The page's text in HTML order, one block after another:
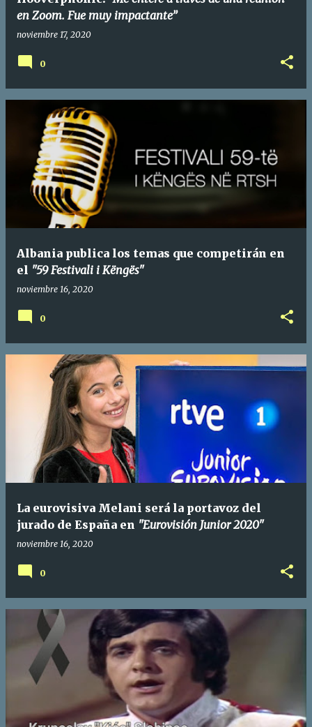
en Zoom. Fue muy impactante”
noviembre 17, 2020
0
Albania publica los temas que competirán en
el "59 Festivali i Këngës"
noviembre 16, 2020
0
La eurovisiva Melani será la portavoz del
jurado de España en "Eurovisión Junior 2020"
noviembre 16, 2020
0